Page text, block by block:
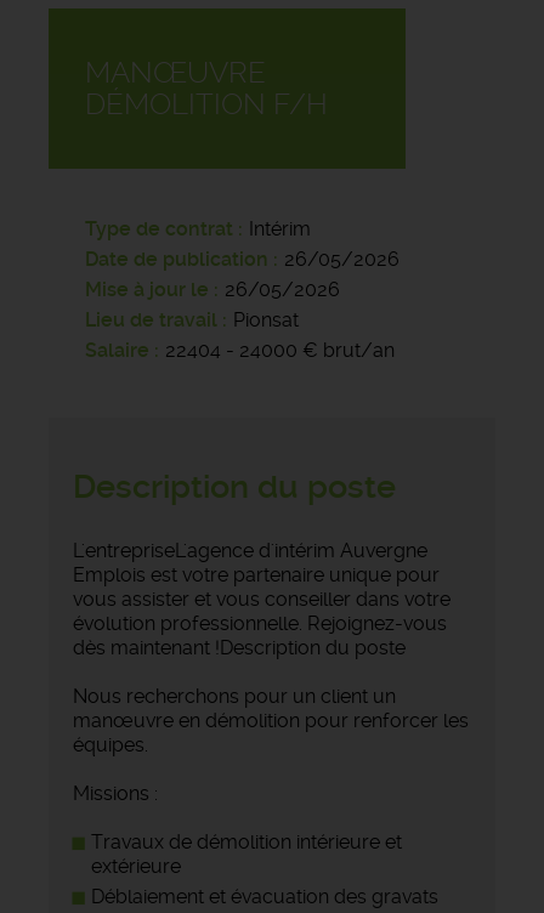
MANŒUVRE
DÉMOLITION F/H
Type de contrat
Intérim
Date de publication
26/05/2026
Mise à jour le
26/05/2026
Lieu de travail
Pionsat
Salaire
22404 - 24000 € brut/an
Description du poste
L'entrepriseL'agence d'intérim Auvergne
Emplois est votre partenaire unique pour
vous assister et vous conseiller dans votre
évolution professionnelle. Rejoignez-vous
dès maintenant !Description du poste
Nous recherchons pour un client un
manœuvre en démolition pour renforcer les
équipes.
Missions :
Travaux de démolition intérieure et
extérieure
Déblaiement et évacuation des gravats